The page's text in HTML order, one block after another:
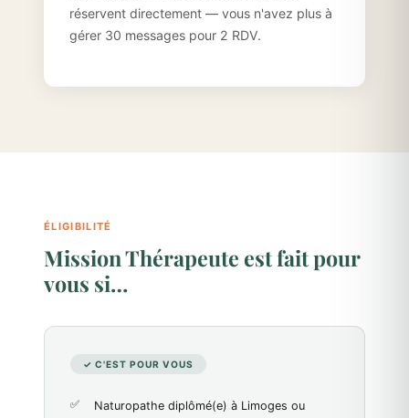
réservent directement — vous n'avez plus à
gérer 30 messages pour 2 RDV.
ÉLIGIBILITÉ
Mission Thérapeute est fait pour
vous si…
✓ C'EST POUR VOUS
Naturopathe diplômé(e) à Limoges ou